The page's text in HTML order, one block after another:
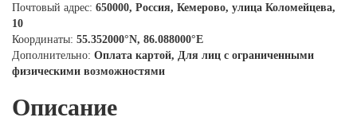
Почтовый адрес: 650000, Россия, Кемерово, улица Коломейцева,
10
Координаты: 55.352000°N, 86.088000°E
Дополнительно: Оплата картой, Для лиц с ограниченными
физическими возможностями
Описание